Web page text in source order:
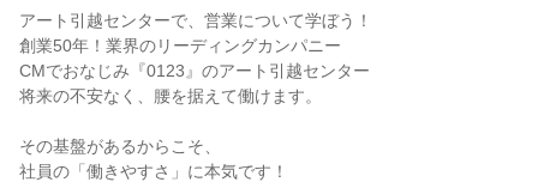
アート引越センターで、営業について学ぼう！
創業50年！業界のリーディングカンパニー
CMでおなじみ『0123』のアート引越センター
将来の不安なく、腰を据えて働けます。
その基盤があるからこそ、
社員の「働きやすさ」に本気です！